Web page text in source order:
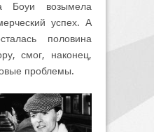
Боуи возымела
успех. А
половина
смог, наконец,
проблемы.